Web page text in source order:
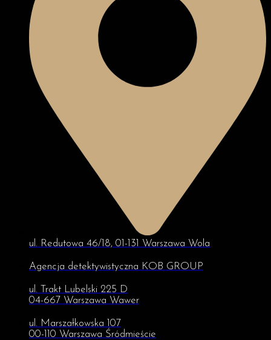
ul. Redutowa 46/18, 01-131 Warszawa Wola
Agencja detektywistyczna KOB GROUP
ul. Trakt Lubelski 225 D
04-667 Warszawa Wawer
ul. Marszałkowska 107
00-110 Warszawa Śródmieście